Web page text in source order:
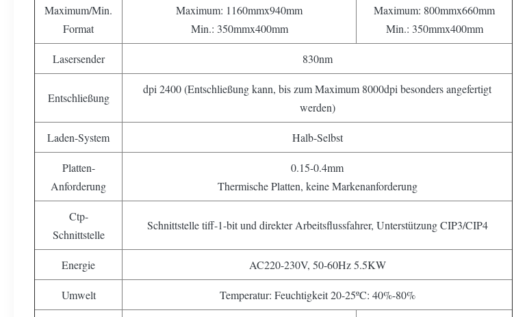
Maximum/Min.
Format
Maximum: 1160mmx940mm
Min.: 350mmx400mm
Maximum: 800mmx660mm
Min.: 350mmx400mm
Lasersender 830nm
Entschließung
dpi 2400 (Entschließung kann, bis zum Maximum 8000dpi besonders angefertigt
werden)
Laden-System Halb-Selbst
Platten-
Anforderung
0.15-0.4mm
Thermische Platten, keine Markenanforderung
Ctp-
Schnittstelle
Schnittstelle tiff-1-bit und direkter Arbeitsflussfahrer, Unterstützung CIP3/CIP4
Energie AC220-230V, 50-60Hz 5.5KW
Umwelt Temperatur: Feuchtigkeit 20-25ºC: 40%-80%